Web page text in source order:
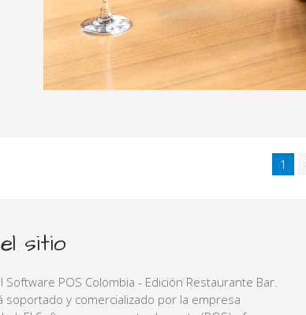
1
sitio
Software POS Colombia - Edición Restaurante Bar.
soportado y comercializado por la empresa